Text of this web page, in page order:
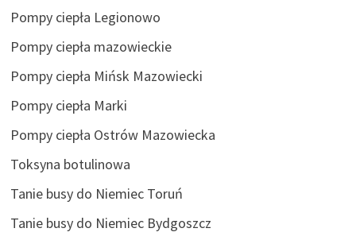
Pompy ciepła Legionowo
Pompy ciepła mazowieckie
Pompy ciepła Mińsk Mazowiecki
Pompy ciepła Marki
Pompy ciepła Ostrów Mazowiecka
Toksyna botulinowa
Tanie busy do Niemiec Toruń
Tanie busy do Niemiec Bydgoszcz